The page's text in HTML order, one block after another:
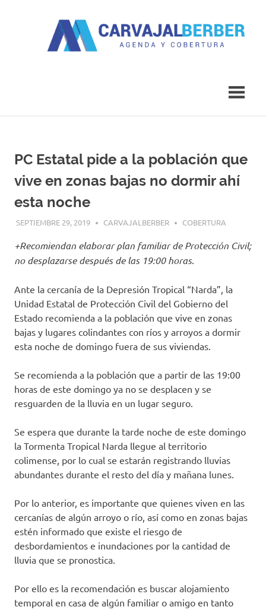
PC Estatal pide a la población que
vive en zonas bajas no dormir ahí
esta noche
SEPTIEMBRE 29, 2019 CARVAJALBERBER COBERTURA
+Recomiendan elaborar plan familiar de Protección Civil;
no desplazarse después de las 19:00 horas.
Ante la cercanía de la Depresión Tropical “Narda”, la
Unidad Estatal de Protección Civil del Gobierno del
Estado recomienda a la población que vive en zonas
bajas y lugares colindantes con ríos y arroyos a dormir
esta noche de domingo fuera de sus viviendas.
Se recomienda a la población que a partir de las 19:00
horas de este domingo ya no se desplacen y se
resguarden de la lluvia en un lugar seguro.
Se espera que durante la tarde noche de este domingo
la Tormenta Tropical Narda llegue al territorio
colimense, por lo cual se estarán registrando lluvias
abundantes durante el resto del día y mañana lunes.
Por lo anterior, es importante que quienes viven en las
cercanías de algún arroyo o río, así como en zonas bajas
estén informado que existe el riesgo de
desbordamientos e inundaciones por la cantidad de
lluvia que se pronostica.
Por ello es la recomendación es buscar alojamiento
temporal en casa de algún familiar o amigo en tanto